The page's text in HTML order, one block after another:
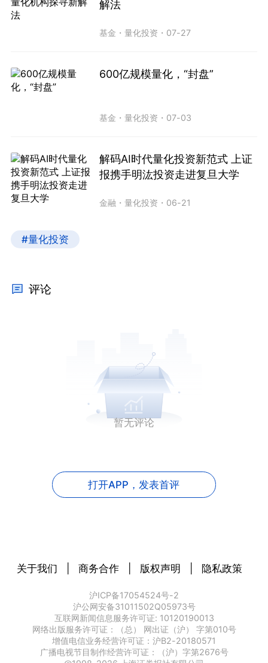
解法
基金 ・量化投资 ・ 07-27
600亿规模量化，“封盘”
基金 ・量化投资 ・ 07-03
解码AI时代量化投资新范式 上证
报携手明汯投资走进复旦大学
金融 ・量化投资 ・ 06-21
#量化投资
评论
暂无评论
打开APP， 发表首评
关于我们 商务合作 版权声明 隐私政策
沪ICP备17054524号-2
沪公网安备31011502Q05973号
互联网新闻信息服务许可证: 10120190013
网络出版服务许可证：（总） 网出证（沪） 字第010号
增值电信业务经营许可证：沪B2-20180571
广播电视节目制作经营许可证：（沪）字第2676号